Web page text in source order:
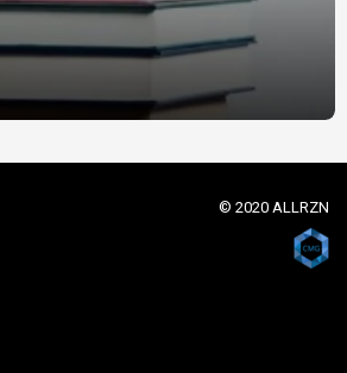
© 2020 ALLRZN